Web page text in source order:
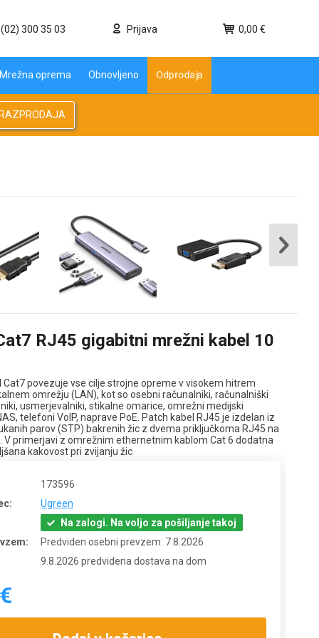
(02) 300 35 03 Prijava 0,00 €
Mrežna oprema Obnovljeno Odprodaja
RJ45 gigabitni mrežni kabel 10
Cat7 povezuje vse cilje strojne opreme v visokem hitrem
omrežju (LAN), kot so osebni računalniki, računalniški
usmerjevalniki, stikalne omarice, omrežni medijski
telefoni VoIP, naprave PoE. Patch kabel RJ45 je izdelan iz
parov (STP) bakrenih žic z dvema priključkoma RJ45 na
V primerjavi z omrežnim ethernetnim kablom Cat 6 dodatna
kakovost pri zvijanju žic
173596
Ugreen
Na zalogi. Na voljo za pošiljanje takoj
Predviden osebni prevzem: 7.8.2026
9.8.2026 predvidena dostava na dom